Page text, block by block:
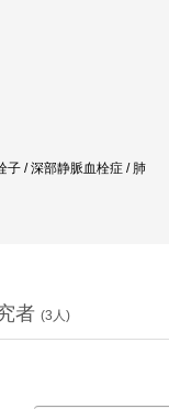
/ 深部静脈血栓症 / 肺
者 (3 人)